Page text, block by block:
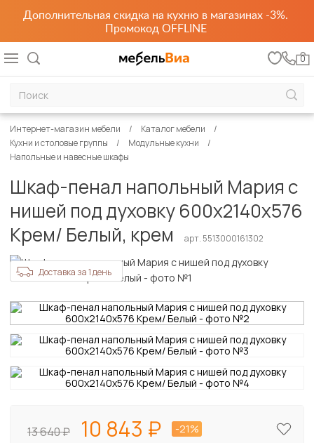
Дополнительная скидка на кухню в магазинах -3%.
Промокод OFFLINE
0
Интернет-магазин мебели
Каталог мебели
Кухни и столовые группы
Модульные кухни
Напольные и навесные шкафы
Шкаф-пенал напольный Мария с
нишей под духовку 600х2140х576
Крем/ Белый, крем
арт. 5513000161302
Доставка за 1 день
13 640 10 843 -21%